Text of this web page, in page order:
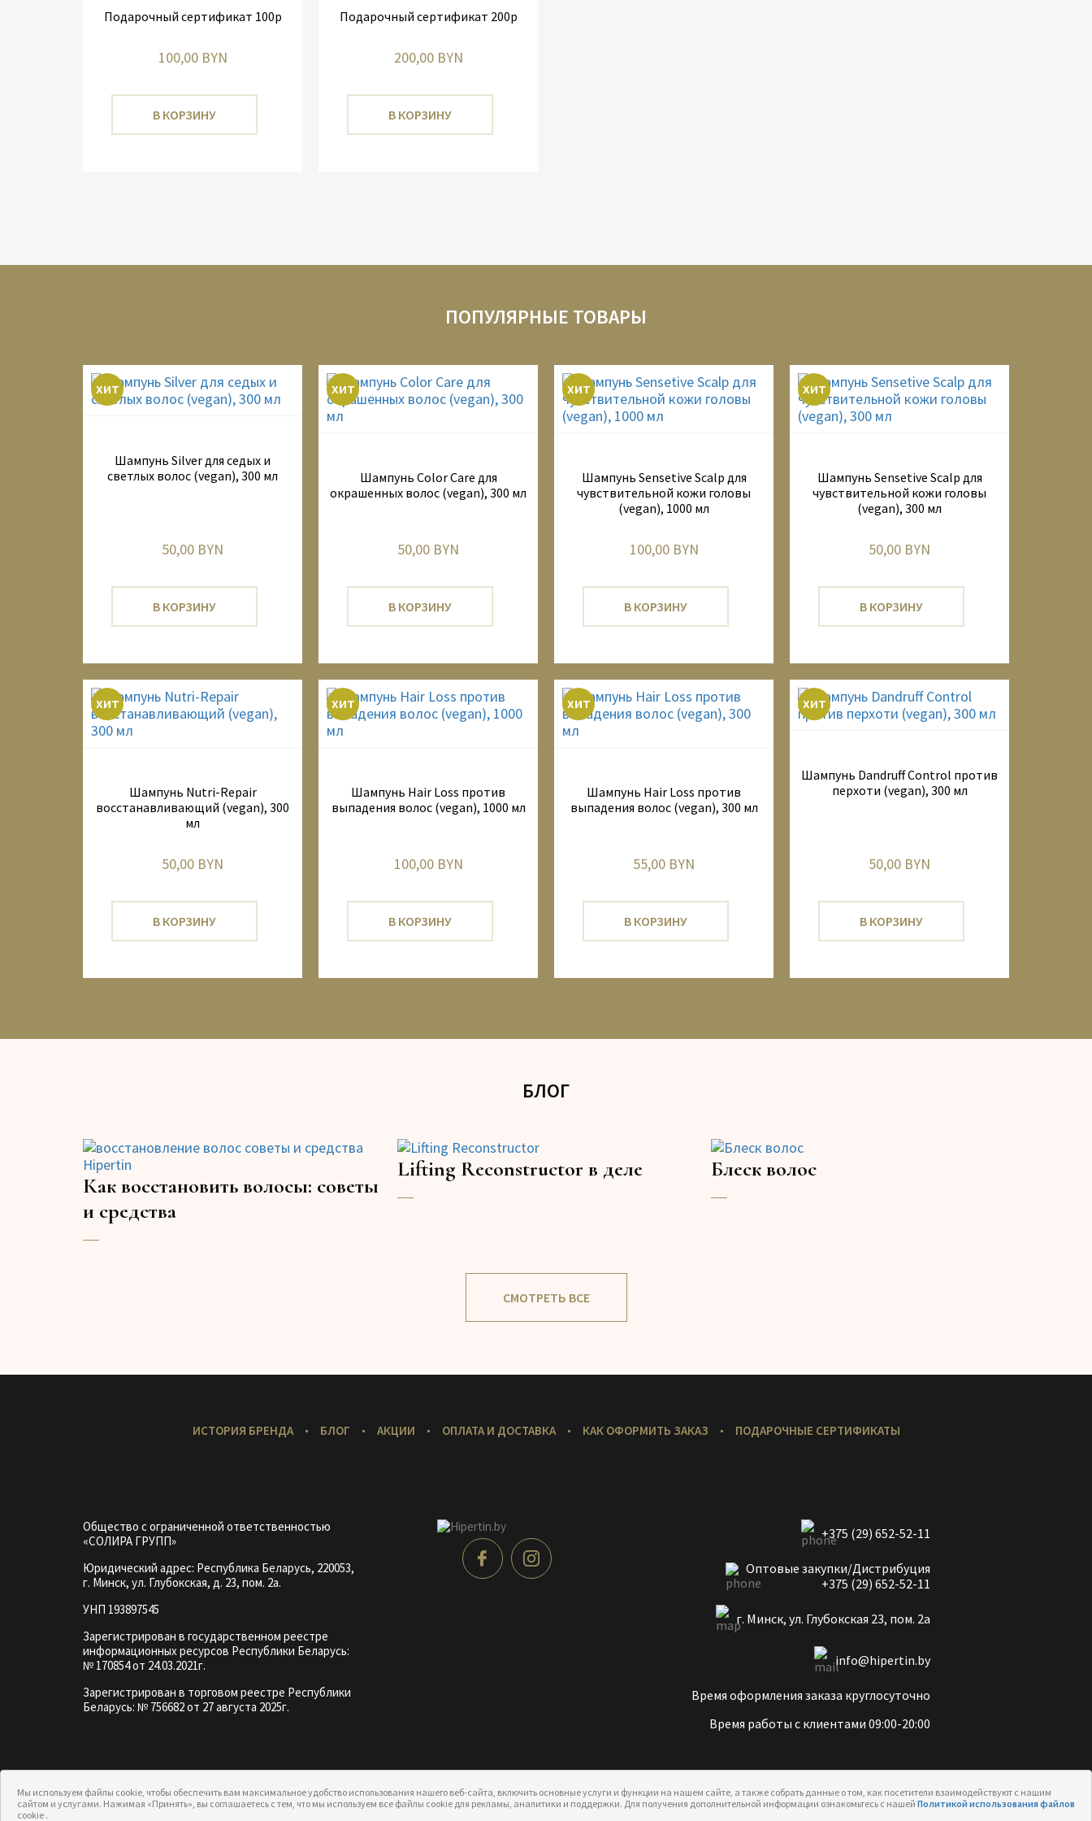
Подарочный сертификат 100р
100,00 BYN
В КОРЗИНУ
Подарочный сертификат 200р
200,00 BYN
В КОРЗИНУ
ПОПУЛЯРНЫЕ ТОВАРЫ
хит
Шампунь Silver для седых и
светлых волос (vegan), 300 мл
50,00 BYN
В КОРЗИНУ
хит
Шампунь Color Care для
окрашенных волос (vegan), 300 мл
50,00 BYN
В КОРЗИНУ
хит
Шампунь Sensetive Scalp для
чувствительной кожи головы
(vegan), 1000 мл
100,00 BYN
В КОРЗИНУ
хит
Шампунь Sensetive Scalp для
чувствительной кожи головы
(vegan), 300 мл
50,00 BYN
В КОРЗИНУ
хит
Шампунь Nutri-Repair
восстанавливающий (vegan), 300
мл
50,00 BYN
В КОРЗИНУ
хит
Шампунь Hair Loss против
выпадения волос (vegan), 1000 мл
100,00 BYN
В КОРЗИНУ
хит
Шампунь Hair Loss против
выпадения волос (vegan), 300 мл
55,00 BYN
В КОРЗИНУ
хит
Шампунь Dandruff Control против
перхоти (vegan), 300 мл
50,00 BYN
В КОРЗИНУ
БЛОГ
Как восстановить волосы: советы
и средства
Lifting Reconstructor в деле Блеск волос
СМОТРЕТЬ ВСЕ
Мы используем файлы cookie, чтобы обеспечить вам максимальное удобство использования нашего веб-сайта, включить основные услуги и функции на нашем сайте, а также собрать данные о том, как посетители взаимодействуют с нашим
сайтом и услугами. Нажимая «Принять», вы соглашаетесь с тем, что мы используем все файлы cookie для рекламы, аналитики и поддержки. Для получения дополнительной информации ознакомьтесь с нашей Политикой использования файлов
cookie .
ИСТОРИЯ БРЕНДА БЛОГ АКЦИИ ОПЛАТА И ДОСТАВКА КАК ОФОРМИТЬ ЗАКАЗ ПОДАРОЧНЫЕ СЕРТИФИКАТЫ
Общество с ограниченной ответственностью
«СОЛИРА ГРУПП»
Юридический адрес: Республика Беларусь, 220053,
г. Минск, ул. Глубокская, д. 23, пом. 2а.
УНП 193897545
Зарегистрирован в государственном реестре
информационных ресурсов Республики Беларусь:
№ 170854 от 24.03.2021г.
Зарегистрирован в торговом реестре Республики
Беларусь: № 756682 от 27 августа 2025г.
+375 (29) 652-52-11
Оптовые закупки/Дистрибуция
+375 (29) 652-52-11
г. Минск, ул. Глубокская 23, пом. 2а
info@hipertin.by
Время оформления заказа круглосуточно
Время работы с клиентами 09:00-20:00